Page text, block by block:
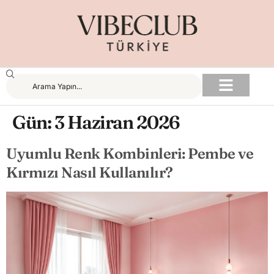
Gün:3 Haziran 2026
Uyumlu Renk Kombinleri: Pembe ve
Kırmızı Nasıl Kullanılır?